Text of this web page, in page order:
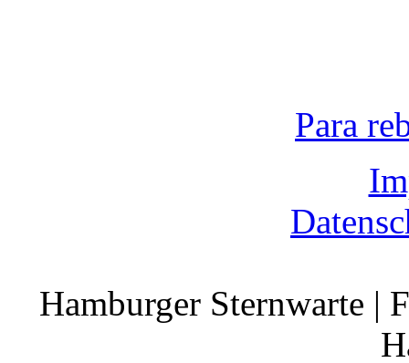
Para
Hamburger Sternwarte |